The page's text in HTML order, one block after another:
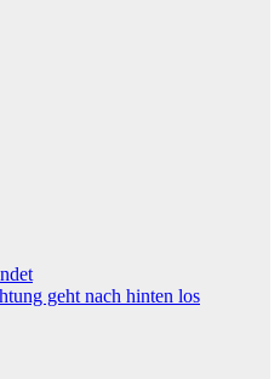
geht nach hinten los